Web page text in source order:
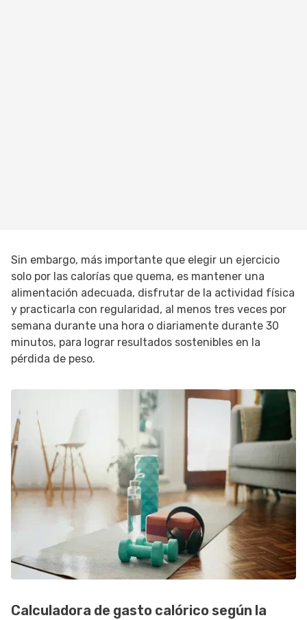
Sin embargo, más importante que elegir un ejercicio
solo por las calorías que quema, es mantener una
alimentación adecuada, disfrutar de la actividad física
y practicarla con regularidad, al menos tres veces por
semana durante una hora o diariamente durante 30
minutos, para lograr resultados sostenibles en la
pérdida de peso.
Calculadora de gasto calórico según la